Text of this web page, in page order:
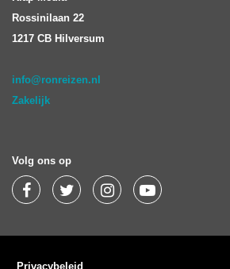
Rossinilaan 22
1217 CB Hilversum
info@ronreizen.nl
Zakelijk
Volg ons op
Privacybeleid